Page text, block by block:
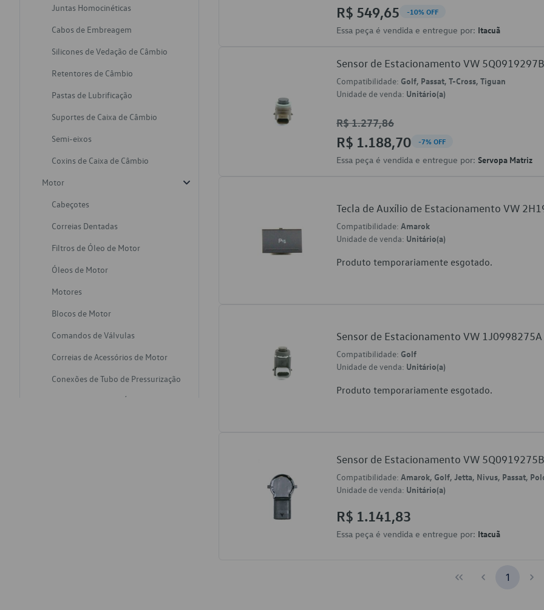
Juntas Homocinéticas
Cabos de Embreagem
Silicones de Vedação de Câmbio
Retentores de Câmbio
Pastas de Lubrificação
Suportes de Caixa de Câmbio
Semi-eixos
Coxins de Caixa de Câmbio
Motor
Cabeçotes
Correias Dentadas
Filtros de Óleo de Motor
Óleos de Motor
Motores
Blocos de Motor
Comandos de Válvulas
Correias de Acessórios de Motor
Conexões de Tubo de Pressurização
Varetas de Nivel de Óleo
R$ 549,65 -10% OFF
Essa peça é vendida e entregue por: Itacuã
Sensor de Estacionamento VW
Compatibilidade: Golf, Passat, T-Cross, Tiguan
Unidade de venda: Unitário(a)
R$ 1.277,86
R$ 1.188,70 -7% OFF
Essa peça é vendida e entregue por: Servopa Matriz
Tecla de Auxílio de Estacionamento VW
Compatibilidade: Amarok
Unidade de venda: Unitário(a)
Produto temporariamente esgotado.
Sensor de Estacionamento VW 1J0998275A
Compatibilidade: Golf
Unidade de venda: Unitário(a)
Produto temporariamente esgotado.
Sensor de Estacionamento VW
Compatibilidade: Amarok, Golf, Jetta, Nivus, Passat,
Unidade de venda: Unitário(a)
R$ 1.141,83
Essa peça é vendida e entregue por: Itacuã
1